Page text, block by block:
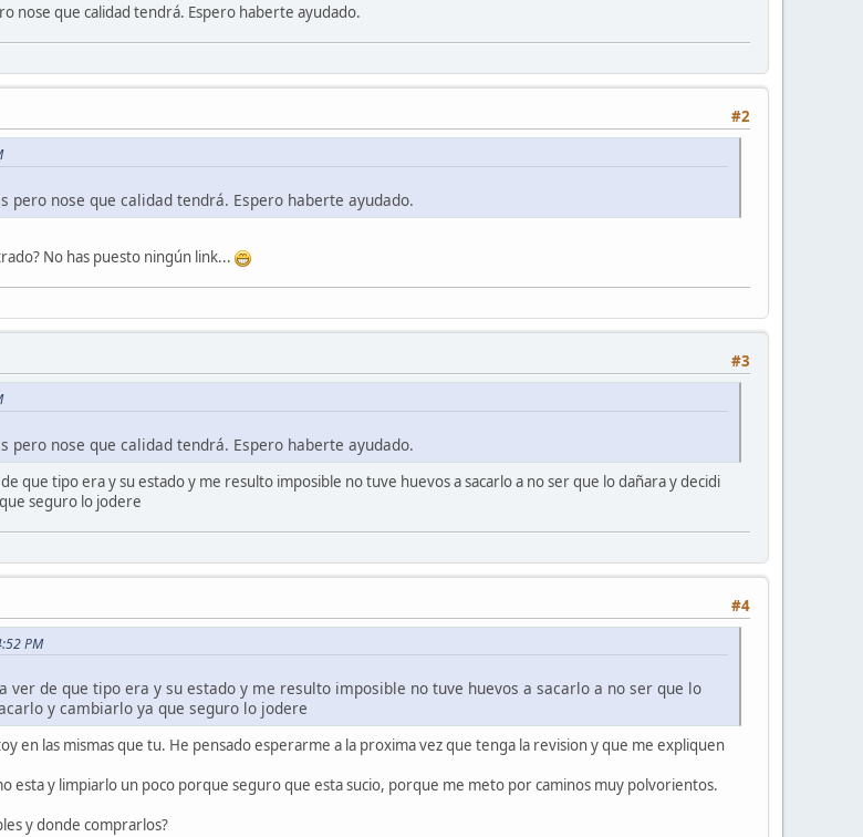
nose que calidad tendrá. Espero haberte ayudado.
#2
pero nose que calidad tendrá. Espero haberte ayudado.
No has puesto ningún link...
#3
pero nose que calidad tendrá. Espero haberte ayudado.
que tipo era y su estado y me resulto imposible no tuve huevos a sacarlo a no ser que lo dañara y decidi
seguro lo jodere
#4
PM
ver de que tipo era y su estado y me resulto imposible no tuve huevos a sacarlo a no ser que lo
y cambiarlo ya que seguro lo jodere
en las mismas que tu. He pensado esperarme a la proxima vez que tenga la revision y que me expliquen
esta y limpiarlo un poco porque seguro que esta sucio, porque me meto por caminos muy polvorientos.
y donde comprarlos?